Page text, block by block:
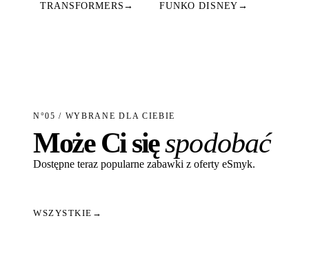
TRANSFORMERS → FUNKO DISNEY →
N°05 / WYBRANE DLA CIEBIE
Może Ci sięspodobać
Dostępne teraz popularne zabawki z oferty eSmyk.
WSZYSTKIE →